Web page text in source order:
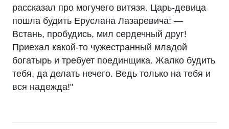
рассказал про могучего витязя. Царь-девица
пошла будить Еруслана Лазаревича: —
Встань, пробудись, мил сердечный друг!
Приехал какой-то чужестранный младой
богатырь и требует поединщика. Жалко будить
тебя, да делать нечего. Ведь только на тебя и
вся надежда!"